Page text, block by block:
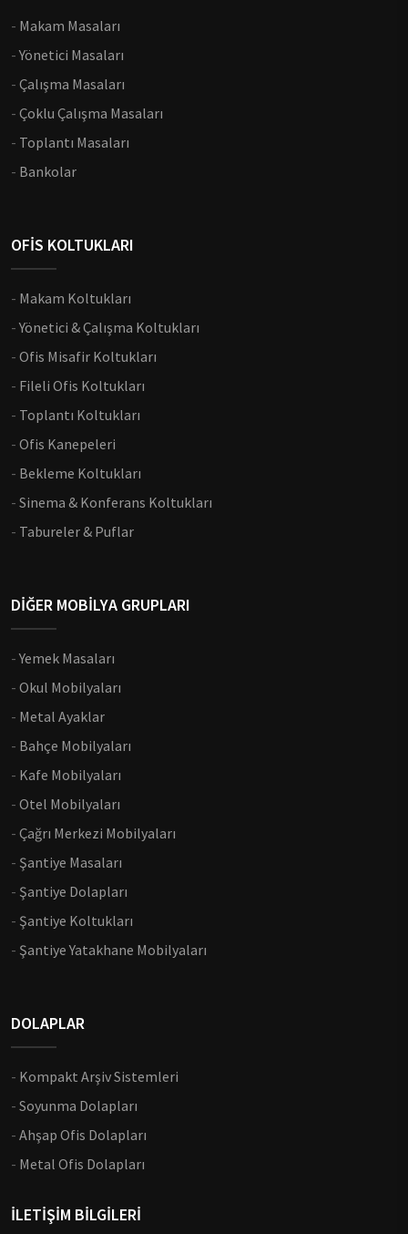
- Makam Masaları
-Yönetici Masaları
- Çalışma Masaları
- Çoklu Çalışma Masaları
- Toplantı Masaları
- Bankolar
OFİS KOLTUKLARI
- Makam Koltukları
-Yönetici & Çalışma Koltukları
- Ofis Misafir Koltukları
- Fileli Ofis Koltukları
- Toplantı Koltukları
- Ofis Kanepeleri
- Bekleme Koltukları
- Sinema & Konferans Koltukları
- Tabureler & Puflar
DİĞER MOBİLYA GRUPLARI
-Yemek Masaları
- Okul Mobilyaları
- Metal Ayaklar
- Bahçe Mobilyaları
- Kafe Mobilyaları
- Otel Mobilyaları
- Çağrı Merkezi Mobilyaları
- Şantiye Masaları
- Şantiye Dolapları
- Şantiye Koltukları
- Şantiye Yatakhane Mobilyaları
DOLAPLAR
- Kompakt Arşiv Sistemleri
- Soyunma Dolapları
- Ahşap Ofis Dolapları
- Metal Ofis Dolapları
İLETİŞİM BİLGİLERİ